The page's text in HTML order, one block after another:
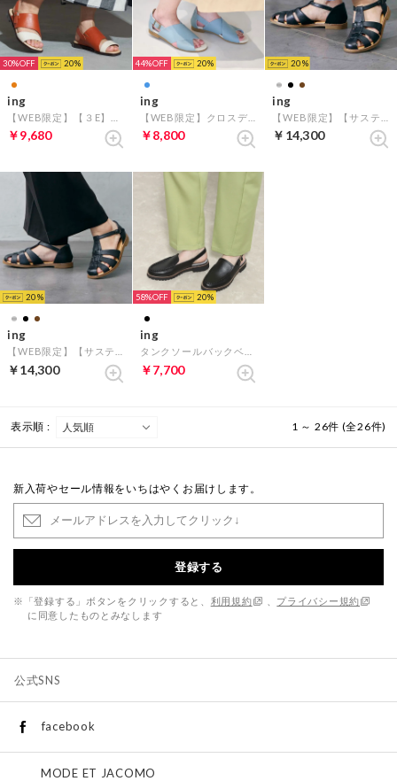
30% 20
ing
￥9,680
44% 20
ing
￥8,800
20
ing
￥14,300
20
ing
￥14,300
58% 20
ing
￥7,700
表示順 : 1 ～ 26件 (全26件)
新入荷やセール情報をいちはやくお届けします。
登録する
※「登録する」ボタンをクリックすると、 利用規約
プライバシー規約
に同意したものとみなします
公式SNS
facebook
MODE ET JACOMO